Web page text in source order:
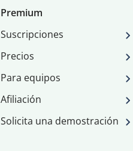
Premium
Suscripciones
Precios
Para equipos
Afiliación
Solicita una demostración